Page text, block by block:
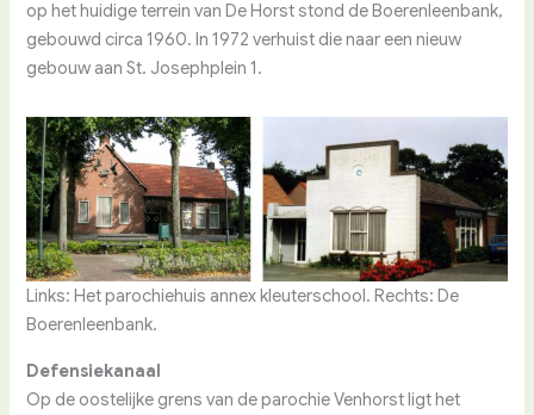
op het huidige terrein van De Horst stond de Boerenleenbank,
gebouwd circa 1960. In 1972 verhuist die naar een nieuw
gebouw aan St. Josephplein 1.
Links: Het parochiehuis annex kleuterschool. Rechts: De
Boerenleenbank.
Defensiekanaal
Op de oostelijke grens van de parochie Venhorst ligt het